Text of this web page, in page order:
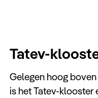
Tatev-
Gelegen hoog
is het Tatev-klooster